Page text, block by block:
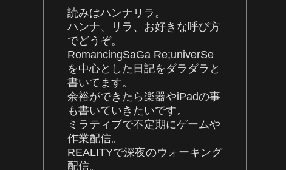
読みはハンナリラ。
ハンナ、リラ、お好きな呼び方
でどうぞ。
RomancingSaGa Re;univerSe
を中心とした日記をダラダラと
書いてます。
余裕ができたら楽器やiPadの事
も書いていきたいです。
ミラティブで不定期にゲームや
作業配信。
REALITYで深夜のウォーキング
配信。